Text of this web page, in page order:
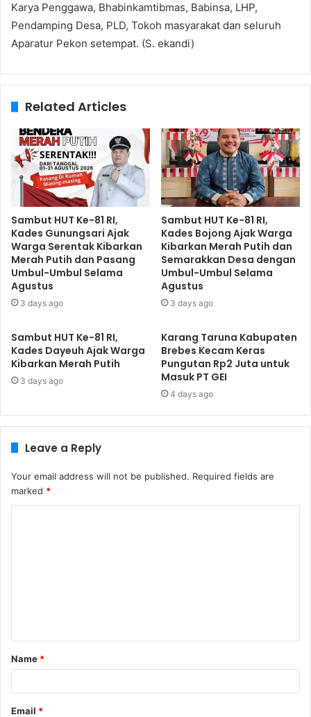
Karya Penggawa, Bhabinkamtibmas, Babinsa, LHP,
Pendamping Desa, PLD, Tokoh masyarakat dan seluruh
Aparatur Pekon setempat. (S. ekandi)
Related Articles
Sambut HUT Ke-81 RI,
Kades Gunungsari Ajak
Warga Serentak Kibarkan
Merah Putih dan Pasang
Umbul-Umbul Selama
Agustus
3 days ago
Sambut HUT Ke-81 RI,
Kades Bojong Ajak Warga
Kibarkan Merah Putih dan
Semarakkan Desa dengan
Umbul-Umbul Selama
Agustus
3 days ago
Sambut HUT Ke-81 RI,
Kades Dayeuh Ajak Warga
Kibarkan Merah Putih
3 days ago
​Karang Taruna Kabupaten
Brebes Kecam Keras
Pungutan Rp2 Juta untuk
Masuk PT GEI
4 days ago
Leave a Reply
Your email address will not be published. Required fields are
marked *
t
*
Name *
Email *